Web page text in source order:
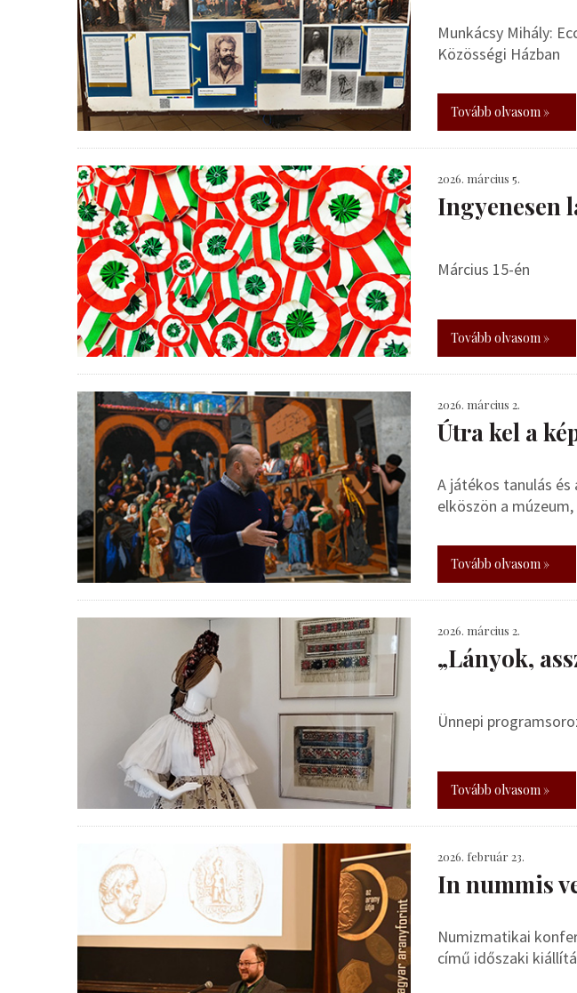
Munkácsy Mihály:
Közösségi Házban
Tovább olvasom »
2026. március 5.
Ingyenesen
Március 15-én
Tovább olvasom »
2026. március 2.
Útra kel a
A játékos tanulás
elköszön a
Tovább olvasom »
2026. március 2.
„Lányok,
Ünnepi
Tovább olvasom »
2026. február 23.
In nummis
Numizmatikai
című időszaki